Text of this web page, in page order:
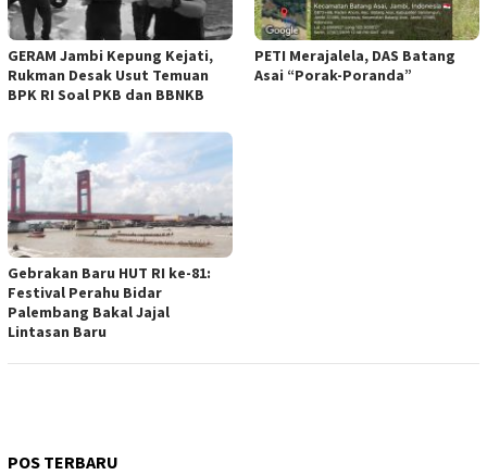
GERAM Jambi Kepung Kejati,
Rukman Desak Usut Temuan
BPK RI Soal PKB dan BBNKB
PETI Merajalela, DAS Batang
Asai “Porak-Poranda”
Gebrakan Baru HUT RI ke-81:
Festival Perahu Bidar
Palembang Bakal Jajal
Lintasan Baru
POS TERBARU